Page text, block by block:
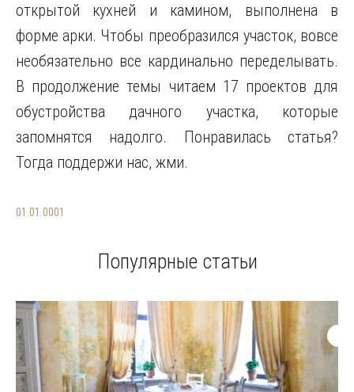
открытой кухней и камином, выполнена в
форме арки. Чтобы преобразился участок, вовсе
необязательно все кардинально переделывать.
В продолжение темы читаем 17 проектов для
обустройства дачного участка, которые
запомнятся надолго. Понравилась статья?
Тогда поддержи нас, жми.
01.01.0001
Популярные статьи